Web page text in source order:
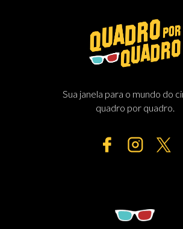
Sua janela para o mundo do
quadro por quadro.